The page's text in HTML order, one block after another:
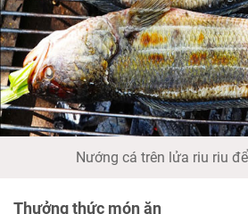
Nướng cá trên lửa riu riu
Thưởng thức món ăn